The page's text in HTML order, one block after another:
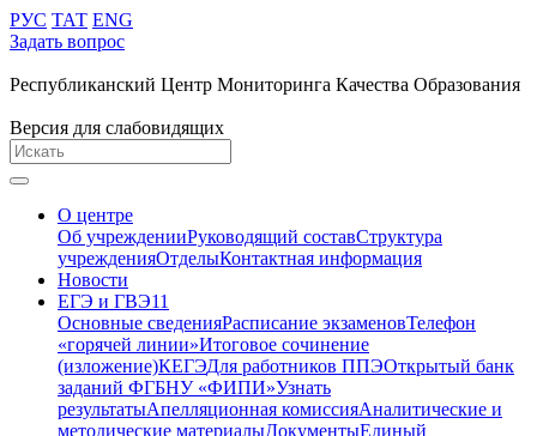
РУС ТАТ ENG
Задать вопрос
Республиканский Центр Мониторинга Качества Образования
Версия для слабовидящих
О центре
Об учрежденииРуководящий составСтруктура
учрежденияОтделыКонтактная информация
Новости
ЕГЭ и ГВЭ11
Основные сведенияРасписание экзаменовТелефон
«горячей линии»Итоговое сочинение
(изложение)КЕГЭДля работников ППЭОткрытый банк
заданий ФГБНУ «ФИПИ»Узнать
результатыАпелляционная комиссияАналитические и
методические материалыДокументыЕдиный